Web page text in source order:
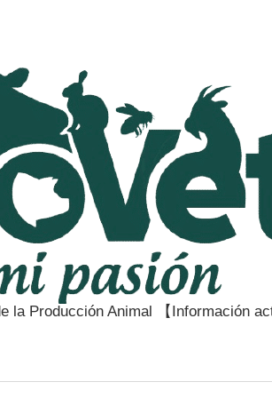
la Producción Animal 【Información